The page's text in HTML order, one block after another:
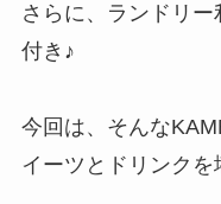
さらに、ランドリ
付き♪
今回は、そんな
イーツとドリンクを